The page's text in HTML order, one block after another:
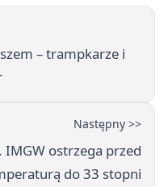
– trampkarze i
Następny >>
IMGW ostrzega przed
do 33 stopni